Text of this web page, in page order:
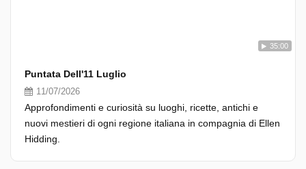
35:00
Puntata Dell'11 Luglio
11/07/2026
Approfondimenti e curiosità su luoghi, ricette, antichi e
nuovi mestieri di ogni regione italiana in compagnia di Ellen
Hidding.